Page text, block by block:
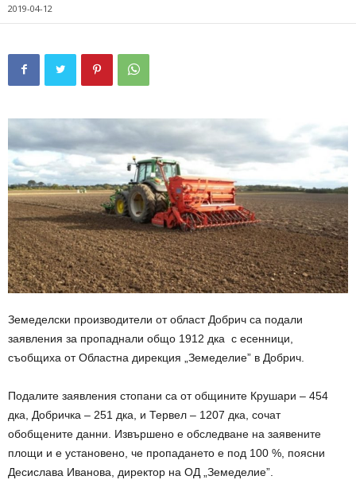
2019-04-12
Земеделски производители от област Добрич са подали
заявления за пропаднали общо 1912 дка с есенници,
съобщиха от Областна дирекция „Земеделие” в Добрич.
Подалите заявления стопани са от общините Крушари – 454
дка, Добричка – 251 дка, и Тервел – 1207 дка, сочат
обобщените данни. Извършено е обследване на заявените
площи и е установено, че пропадането е под 100 %, поясни
Десислава Иванова, директор на ОД „Земеделие”.